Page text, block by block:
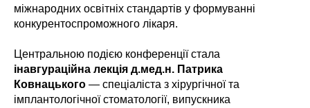
міжнародних освітніх стандартів у формуванні
конкурентоспроможного лікаря.
Центральною подією конференції стала
інавгураційна лекція д.мед.н. Патрика
Ковнацького — спеціаліста з хірургічної та
імплантологічної стоматології, випускника